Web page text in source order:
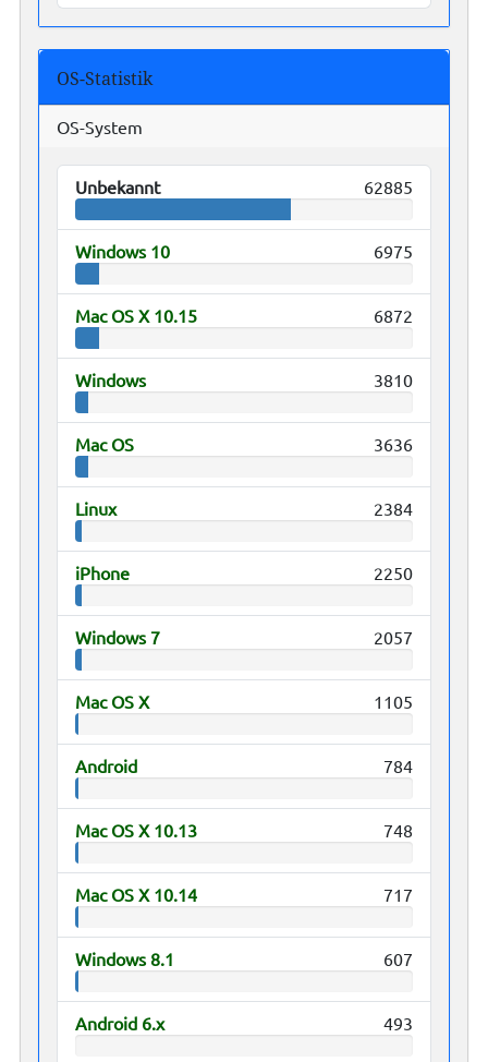
OS-Statistik
OS-System
Unbekannt 62885
Windows 10 6975
Mac OS X 10.15 6872
Windows 3810
Mac OS 3636
Linux 2384
iPhone 2250
Windows 7 2057
Mac OS X 1105
Android 784
Mac OS X 10.13 748
Mac OS X 10.14 717
Windows 8.1 607
Android 6.x 493